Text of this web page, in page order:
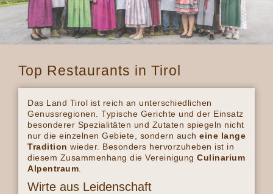
Top Restaurants in Tirol
Das Land Tirol ist reich an unterschiedlichen
Genussregionen. Typische Gerichte und der Einsatz
besonderer Spezialitäten und Zutaten spiegeln nicht
nur die einzelnen Gebiete, sondern auch eine lange
Tradition wieder. Besonders hervorzuheben ist in
diesem Zusammenhang die Vereinigung Culinarium
Alpentraum
Wirte aus Leidenschaft